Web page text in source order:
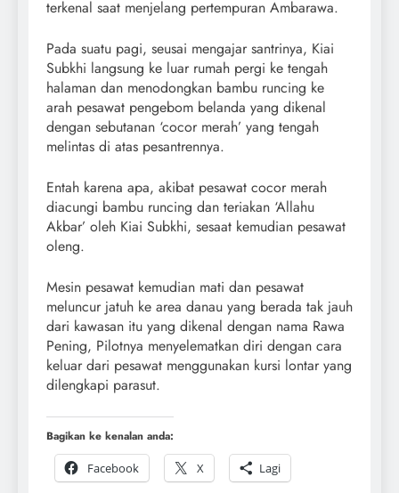
terkenal saat menjelang pertempuran Ambarawa.
Pada suatu pagi, seusai mengajar santrinya, Kiai
Subkhi langsung ke luar rumah pergi ke tengah
halaman dan menodongkan bambu runcing ke
arah pesawat pengebom belanda yang dikenal
dengan sebutanan ‘cocor merah’ yang tengah
melintas di atas pesantrennya.
Entah karena apa, akibat pesawat cocor merah
diacungi bambu runcing dan teriakan ‘Allahu
Akbar’ oleh Kiai Subkhi, sesaat kemudian pesawat
oleng.
Mesin pesawat kemudian mati dan pesawat
meluncur jatuh ke area danau yang berada tak jauh
dari kawasan itu yang dikenal dengan nama Rawa
Pening, Pilotnya menyelematkan diri dengan cara
keluar dari pesawat menggunakan kursi lontar yang
dilengkapi parasut.
Bagikan ke kenalan anda:
Facebook
X Lagi